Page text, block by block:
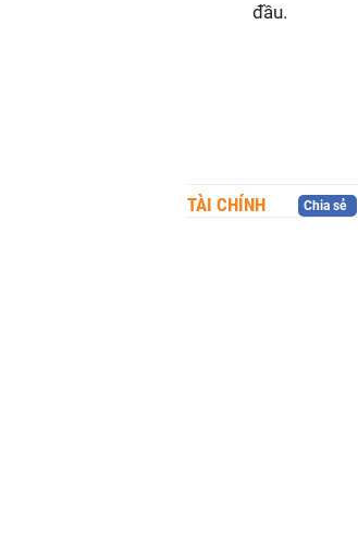
đầu.
TÀI CHÍNH Chia sẻ